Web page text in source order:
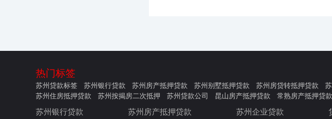
热门标签
苏州贷款标签 苏州银行贷款 苏州房产抵押贷款 苏州别墅抵押贷款 苏州房贷转抵押贷款
苏州住房抵押贷款
苏州按揭房二次抵押 苏州贷款公司 昆山房产抵押贷款 常熟房产抵押贷款
苏州银行贷款 苏州房产抵押贷款 苏州企业贷款